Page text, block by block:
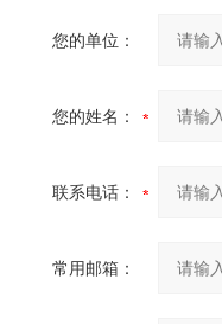
您的单位：
您的姓名：
联系电话：
常用邮箱：